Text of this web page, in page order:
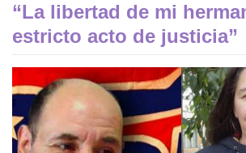
“La libertad de mi
estricto acto de justicia”